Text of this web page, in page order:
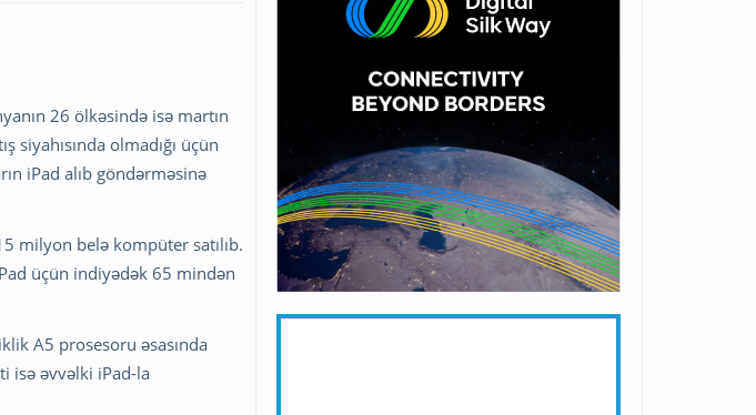
26 ölkəsində isə martın
olmadığı üçün
iPad alıb göndərməsinə
milyon belə kompüter satılıb.
üçün indiyədək 65 mindən
A5 prosesoru əsasında
isə əvvəlki iPad-la